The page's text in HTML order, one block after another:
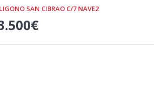
SAN CIBRAO C/7 NAVE2
€